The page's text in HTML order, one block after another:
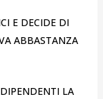
E DECIDE DI
ABBASTANZA
LA